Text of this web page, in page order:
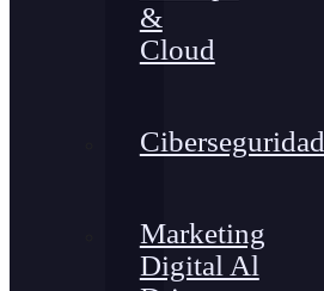
&
Cloud
Ciberseguridad
Marketing
Digital Al